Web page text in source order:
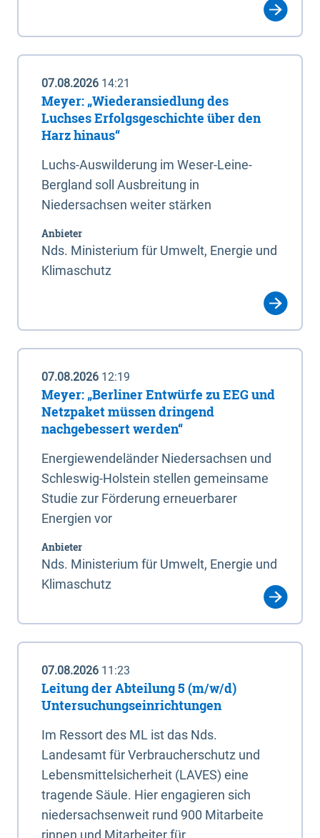
07.08.2026 14:21
Meyer: „Wiederansiedlung des
Luchses Erfolgsgeschichte über den
Harz hinaus“
Luchs-Auswilderung im Weser-Leine-
Bergland soll Ausbreitung in
Niedersachsen weiter stärken
Anbieter
Nds. Ministerium für Umwelt, Energie und
Klimaschutz
07.08.2026 12:19
Meyer: „Berliner Entwürfe zu EEG und
Netzpaket müssen dringend
nachgebessert werden“
Energiewendeländer Niedersachsen und
Schleswig-Holstein stellen gemeinsame
Studie zur Förderung erneuerbarer
Energien vor
Anbieter
Nds. Ministerium für Umwelt, Energie und
Klimaschutz
07.08.2026 11:23
Leitung der Abteilung 5 (m/w/d)
Untersuchungseinrichtungen
Im Ressort des ML ist das Nds.
Landesamt für Verbraucherschutz und
Lebensmittelsicherheit (LAVES) eine
tragende Säule. Hier engagieren sich
niedersachsenweit rund 900 Mitarbeite